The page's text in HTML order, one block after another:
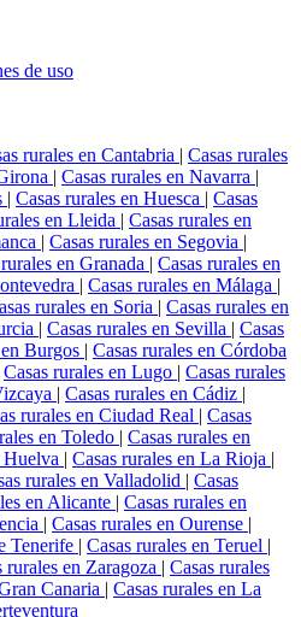
de uso
rurales en Cantabria | Casas rurales
| Casas rurales en Navarra |
| Casas rurales en Huesca | Casas
en Lleida | Casas rurales en
| Casas rurales en Segovia |
en Granada | Casas rurales en
| Casas rurales en Málaga |
rurales en Soria | Casas rurales en
| Casas rurales en Sevilla | Casas
Burgos | Casas rurales en Córdoba
Casas rurales en Lugo | Casas rurales
| Casas rurales en Cádiz |
rurales en Ciudad Real | Casas
en Toledo | Casas rurales en
Huelva | Casas rurales en La Rioja |
rurales en Valladolid | Casas
en Alicante | Casas rurales en
| Casas rurales en Ourense |
Tenerife | Casas rurales en Teruel |
rurales en Zaragoza | Casas rurales
Canaria | Casas rurales en La